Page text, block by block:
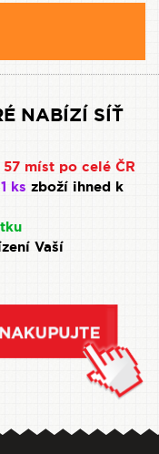
NABÍZÍ SÍŤ
57 míst po celé ČR
ks zboží ihned k
Vaší